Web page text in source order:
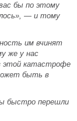
бы по этому
— и тому
им вчинят
же у нас
этой катастрофе
быть в
быстро перешли